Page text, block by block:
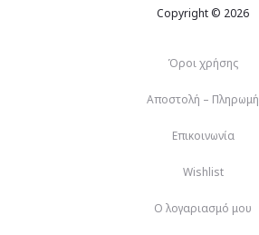
Copyright © 2026
Όροι χρήσης
Αποστολή – Πληρωμή
Επικοινωνία
Wishlist
Ο λογαριασμό μου